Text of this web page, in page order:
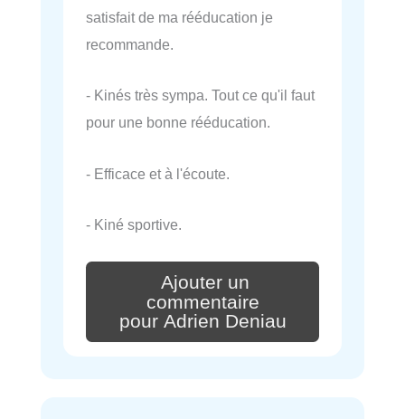
satisfait de ma rééducation je
recommande.
- Kinés très sympa. Tout ce qu'il faut
pour une bonne rééducation.
- Efficace et à l'écoute.
- Kiné sportive.
Ajouter un
commentaire
pour Adrien Deniau